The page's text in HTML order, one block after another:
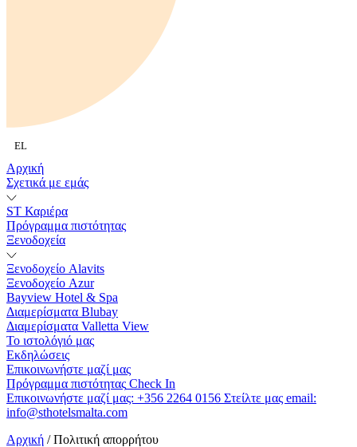
EL
Αρχική
Σχετικά με εμάς
ST Καριέρα
Πρόγραμμα πιστότητας
Ξενοδοχεία
Ξενοδοχείο Alavits
Ξενοδοχείο Azur
Bayview Hotel & Spa
Διαμερίσματα Blubay
Διαμερίσματα Valletta View
Το ιστολόγιό μας
Εκδηλώσεις
Επικοινωνήστε μαζί μας
Πρόγραμμα πιστότητας Check In
Επικοινωνήστε μαζί μας: +356 2264 0156 Στείλτε μας email:
info@sthotelsmalta.com
Αρχική /Πολιτική απορρήτου